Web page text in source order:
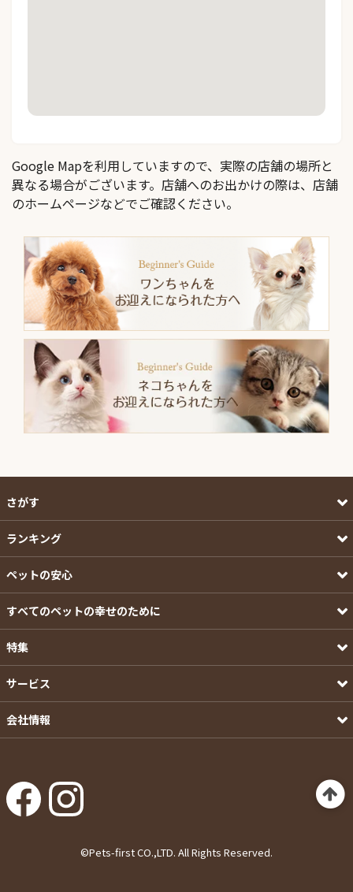
Google Mapを利用していますので、実際の店舗の場所と
異なる場合がございます。店舗へのお出かけの際は、店舗
のホームページなどでご確認ください。
さがす
ランキング
ペットの安心
すべてのペットの幸せのために
特集
サービス
会社情報
©Pets-first CO.,LTD. All Rights Reserved.